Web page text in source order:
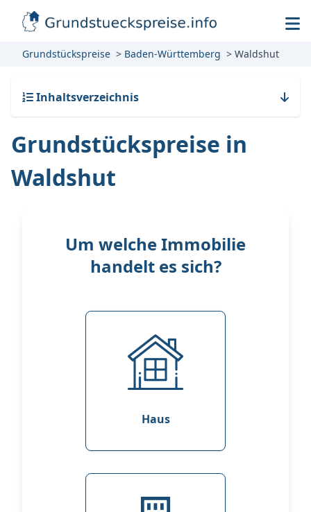
Grundstückspreise Baden-Württemberg Waldshut
Inhaltsverzeichnis
Grundstückspreise in
Waldshut
Um welche Immobilie
handelt es sich?
Haus